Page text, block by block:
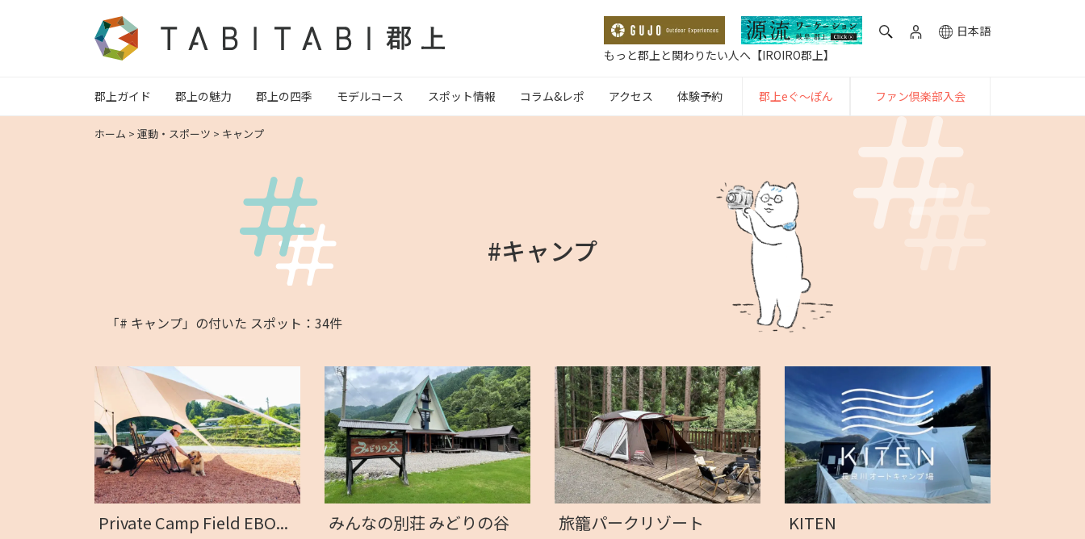
日本語
もっと郡上と関わりたい人へ【IROIRO郡上】
郡上ガイド 郡上の魅力 郡上の四季 モデルコース スポット情報 コラム&レポ アクセス 体験予約 郡上eぐ〜ぽん ファン倶楽部入会
ホーム > 運動・スポーツ > キャンプ
#キャンプ
「# キャンプ」の付いた スポット：34件
Private Camp Field EBO... みんなの別荘 みどりの谷 旅籠パークリゾート KITEN